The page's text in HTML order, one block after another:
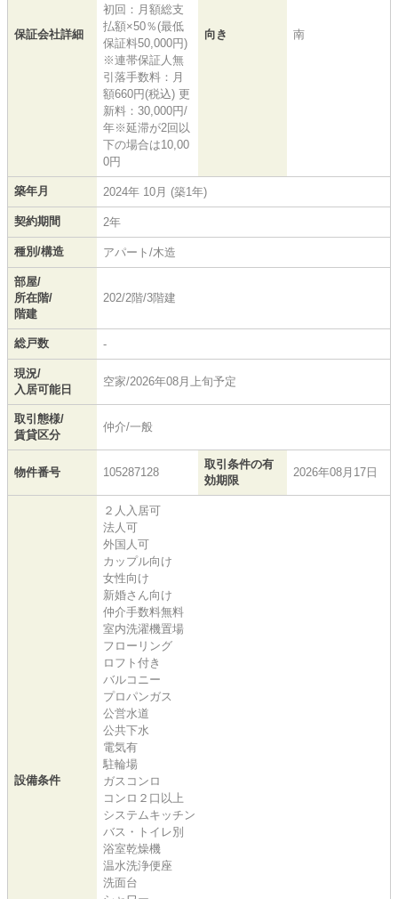
保証会社詳細
初回：月額総支
払額×50％(最低
保証料50,000円)
※連帯保証人無
引落手数料：月
額660円(税込) 更
新料：30,000円/
年※延滞が2回以
下の場合は10,00
0円
向き 南
築年月 2024年 10月 (築1年)
契約期間 2年
種別/構造 アパート/木造
部屋/
所在階/
階建
202/2階/3階建
総戸数 -
現況/
入居可能日
空家/2026年08月上旬予定
取引態様/
賃貸区分
仲介/一般
物件番号 105287128
取引条件の有
効期限
2026年08月17日
設備条件
２人入居可
法人可
外国人可
カップル向け
女性向け
新婚さん向け
仲介手数料無料
室内洗濯機置場
フローリング
ロフト付き
バルコニー
プロパンガス
公営水道
公共下水
電気有
駐輪場
ガスコンロ
コンロ２口以上
システムキッチン
バス・トイレ別
浴室乾燥機
温水洗浄便座
洗面台